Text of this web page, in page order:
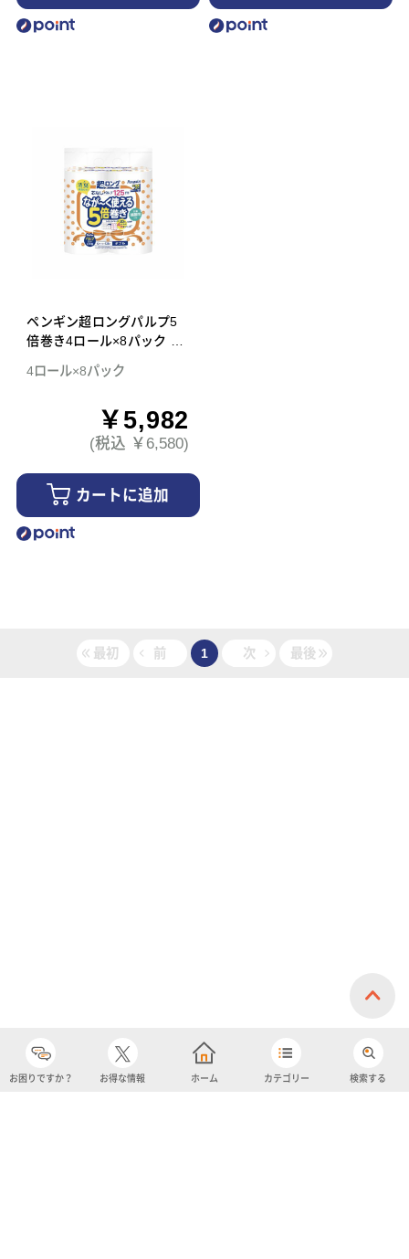
ペンギン超ロングパルプ5
倍巻き4ロール×8パック ダ
4ロール×8パック
￥5,982
(税込 ￥6,580)
カートに追加
最初 前 1 次 最後
お困りですか？ お得な情報 ホーム カテゴリー 検索する